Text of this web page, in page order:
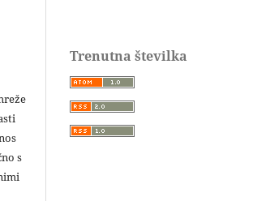
s
Trenutna številka